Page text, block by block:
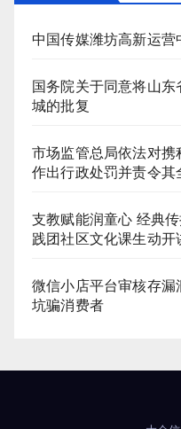
中国传媒潍坊高新运营
国务院关于同意将山
城的批复
市场监管总局依法对携
作出行政处罚并责令其
支教赋能润童心 经典
践团社区文化课生动开
微信小店平台审核存漏
坑骗消费者